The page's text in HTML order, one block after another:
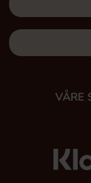
VÅRE